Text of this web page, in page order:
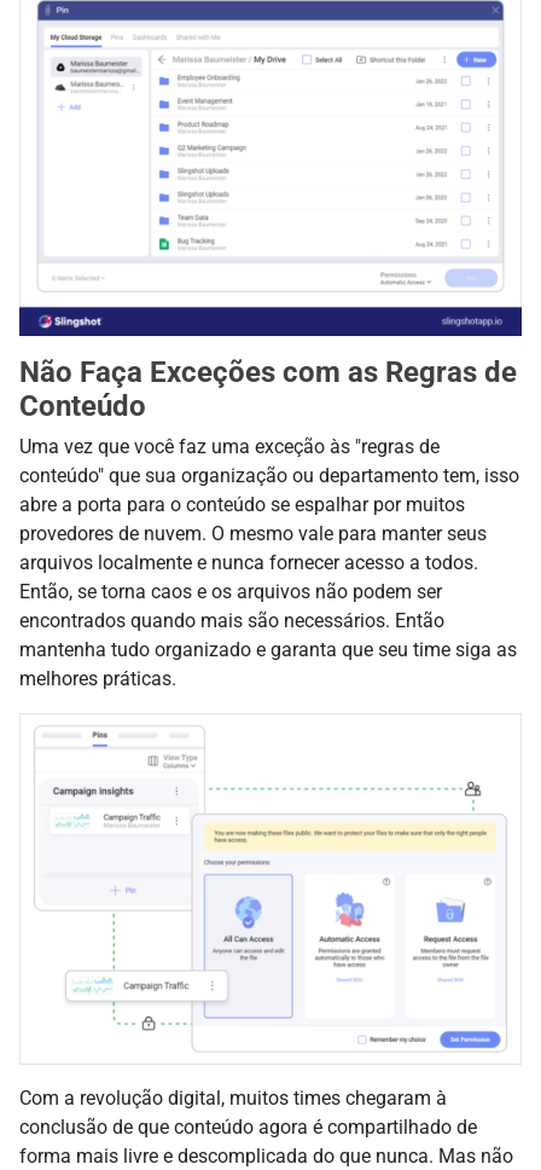
Não Faça Exceções com as Regras de
Conteúdo
Uma vez que você faz uma exceção às "regras de
conteúdo" que sua organização ou departamento tem, isso
abre a porta para o conteúdo se espalhar por muitos
provedores de nuvem. O mesmo vale para manter seus
arquivos localmente e nunca fornecer acesso a todos.
Então, se torna caos e os arquivos não podem ser
encontrados quando mais são necessários. Então
mantenha tudo organizado e garanta que seu time siga as
melhores práticas.
Com a revolução digital, muitos times chegaram à
conclusão de que conteúdo agora é compartilhado de
forma mais livre e descomplicada do que nunca. Mas não